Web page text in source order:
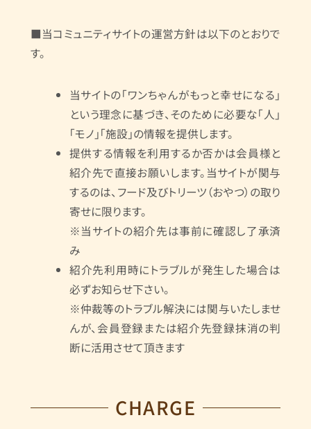
■当コミュニティサイトの運営方針は以下のとおりで
す。
当サイトの「ワンちゃんがもっと幸せになる」
という理念に基づき、そのために必要な「人」
「モノ」「施設」の情報を提供します。
提供する情報を利用するか否かは会員様と
紹介先で直接お願いします。当サイトが関与
するのは、フード及びトリーツ（おやつ）の取り
寄せに限ります。
※当サイトの紹介先は事前に確認し了承済
み
紹介先利用時にトラブルが発生した場合は
必ずお知らせ下さい。
※仲裁等のトラブル解決には関与いたしませ
んが、会員登録または紹介先登録抹消の判
断に活用させて頂きます
CHARGE